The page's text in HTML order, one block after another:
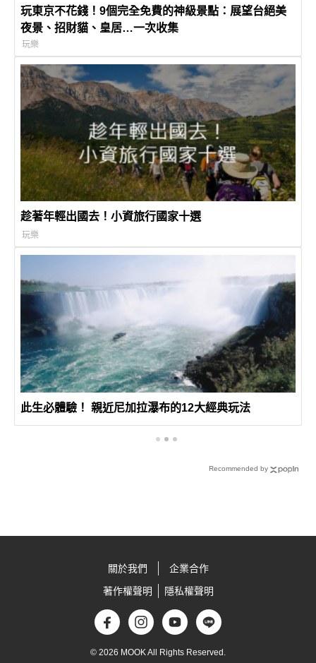
玩東京不花錢！9個完全免費的神級景點：展望台絕美
夜景、招財貓、皇居…一次收集
玩樂
趁著年輕出國去！小資旅行國家十選
玩樂
此生必體驗！ 親近尼加拉瀑布的12大經典玩法
Recommended by
關於我們
企業合作
著作權聲明
隱私權聲明
© 2026 MOOK All Rights Reserved.